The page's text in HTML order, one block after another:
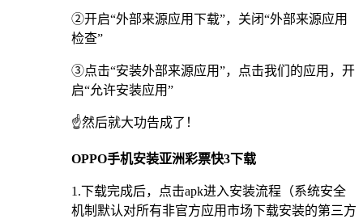
②开启“外部来源应用下载”，关闭“外部来源应用
检查”
③点击“安装外部来源应用”，点击我们的应用，开
启“允许安装应用”
☝️然后就大功告成了！
OPPO手机安装亚洲彩票快3下载
1.下载完成后，点击apk进入安装流程（系统安全
机制默认对所有非官方应用市场下载安装的第三方